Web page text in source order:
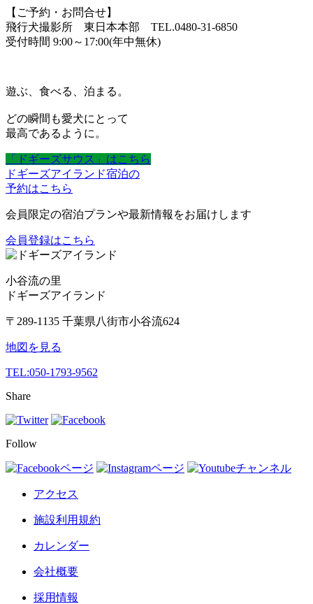
【ご予約・お問合せ】
飛行犬撮影所 東日本本部 TEL.0480-31-6850
受付時間 9:00～17:00(年中無休)
遊ぶ、食べる、泊まる。
どの瞬間も愛犬にとって
最高であるように。
「ドギーズサウス」はこちら
ドギーズアイランド宿泊の
予約はこちら
会員限定の宿泊プランや最新情報をお届けします
会員登録はこちら
小谷流の里
ドギーズアイランド
〒289-1135 千葉県八街市小谷流624
地図を見る
TEL:050-1793-9562
Share
Follow
アクセス
施設利用規約
カレンダー
会社概要
採用情報